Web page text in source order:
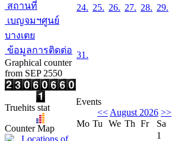
สถานที่
เบญจมฯศูนย์
บางเตย
ข้อมูลการติดต่อ
Graphical counter
from SEP 2550
Truehits stat
Counter Map
24. 25. 26. 27. 28. 29.
31.
Events
<< August 2026 >>
Mo Tu We Th Fr Sa
1